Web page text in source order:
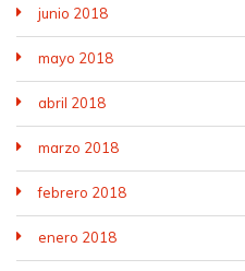
junio 2018
mayo 2018
abril 2018
marzo 2018
febrero 2018
enero 2018